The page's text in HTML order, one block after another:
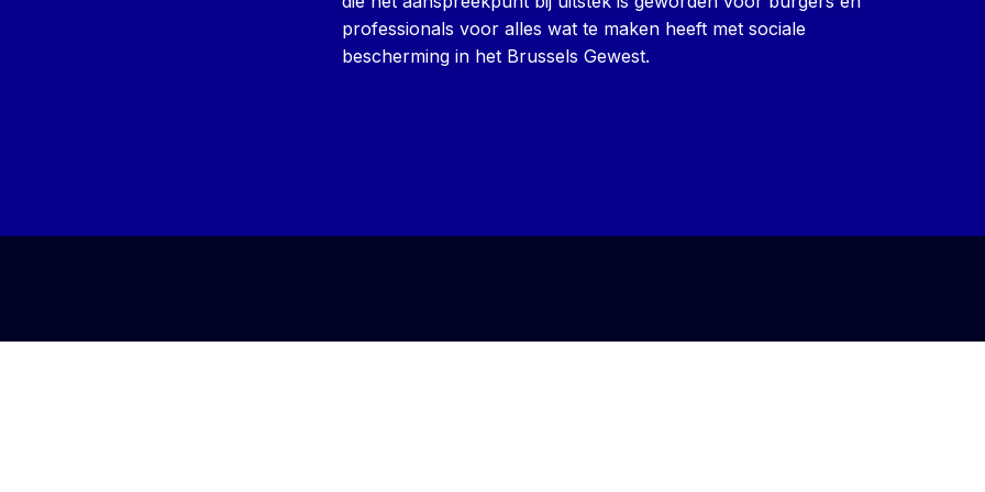
professionals voor alles wat te maken heeft met sociale
bescherming in het Brussels Gewest.